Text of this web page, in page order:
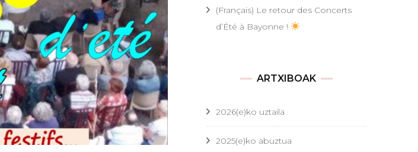
(Français) Le retour des Concerts
d’Été à Bayonne !
ARTXIBOAK
2026(e)ko uztaila
2025(e)ko abuztua